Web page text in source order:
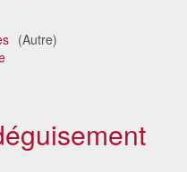
(Autre)